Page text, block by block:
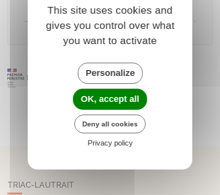
Direction de l'information légale et administrative (Dila) -
Premier ministre
TRIAC-LAUTRAIT
This site uses cookies and
gives you control over what
you want to activate
Personalize
OK, accept all
Deny all cookies
Privacy policy